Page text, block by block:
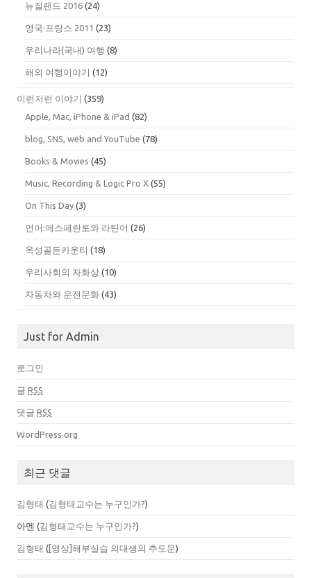
뉴질랜드 2016 (24)
영국·프랑스 2011 (23)
우리나라(국내) 여행 (8)
해외 여행이야기 (12)
이런저런 이야기 (359)
Apple, Mac, iPhone & iPad (82)
blog, SNS, web and YouTube (78)
Books & Movies (45)
Music, Recording & Logic Pro X (55)
On This Day (3)
언어:에스페란토와 라틴어 (26)
옥성골든카운티 (18)
우리사회의 자화상 (10)
자동차와 운전문화 (43)
Just for Admin
로그인
글 RSS
댓글 RSS
WordPress.org
최근 댓글
김형태 (김형태교수는 누구인가?)
아멘 (김형태교수는 누구인가?)
김형태 ( [영상]해부실습 의대생의 추도문)